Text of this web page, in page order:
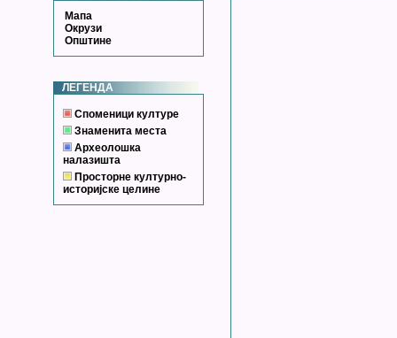
Мапа
Окрузи
Општине
ЛЕГЕНДА
Споменици културе
Знаменита места
Археолошка
налазишта
Просторне културно-
историјске целине